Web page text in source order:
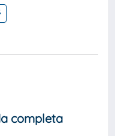
completa